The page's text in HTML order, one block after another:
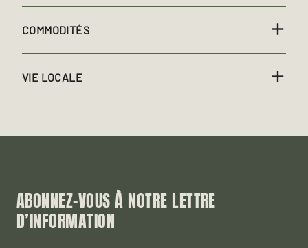
COMMODITÉS
VIE LOCALE
ABONNEZ-VOUS À NOTRE LETTRE
D’INFORMATION